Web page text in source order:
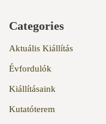
Categories
Aktuális Kiállítás
Évfordulók
Kiállításaink
Kutatóterem